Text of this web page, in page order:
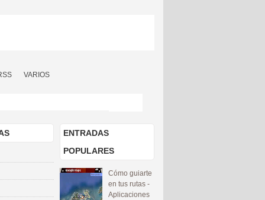
VARIOS
ENTRADAS
POPULARES
Cómo guiarte
en tus rutas -
Aplicaciones